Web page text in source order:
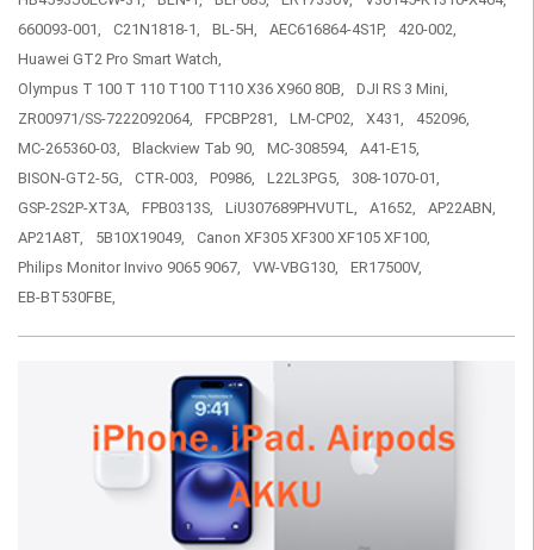
660093-001,
C21N1818-1, BL-5H, AEC616864-4S1P,
420-002,
Huawei GT2 Pro Smart Watch,
Olympus T 100 T 110 T100 T110 X36 X960 80B,
DJI RS 3 Mini,
ZR00971/SS-7222092064,
FPCBP281, LM-CP02, X431,
452096,
MC-265360-03,
Blackview Tab 90, MC-308594,
A41-E15,
BISON-GT2-5G,
CTR-003, P0986, L22L3PG5,
308-1070-01,
GSP-2S2P-XT3A,
FPB0313S, LiU307689PHVUTL, A1652,
AP22ABN,
AP21A8T,
5B10X19049,
Canon XF305 XF300 XF105 XF100,
Philips Monitor Invivo 9065 9067,
VW-VBG130,
ER17500V,
EB-BT530FBE,